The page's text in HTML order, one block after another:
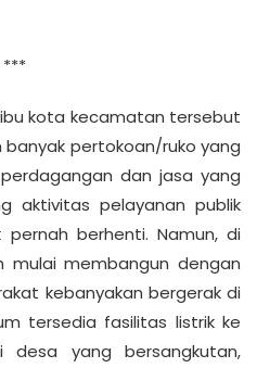
***
kota kecamatan tersebut
pertokoan/ruko yang
dan jasa yang
aktivitas pelayanan publik
berhenti. Namun, di
mulai membangun dengan
kebanyakan bergerak di
tersedia fasilitas listrik ke
desa yang bersangkutan,